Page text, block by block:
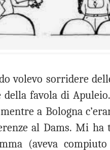
volevo sorridere
della favola di
a Bologna
al Dams. Mi
(aveva